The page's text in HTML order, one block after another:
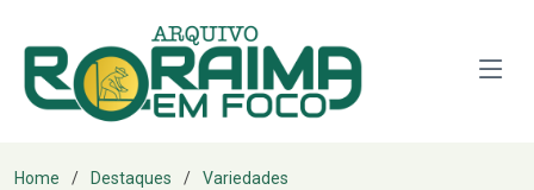
Home Destaques
Variedades